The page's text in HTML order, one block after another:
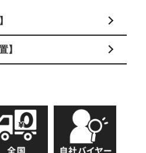
】